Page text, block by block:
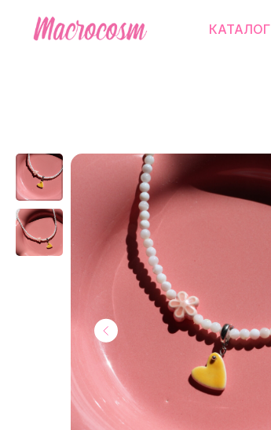
КАТАЛОГ